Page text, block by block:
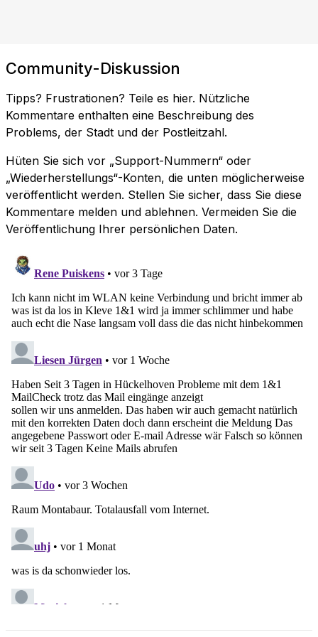
Community-Diskussion
Tipps? Frustrationen? Teile es hier. Nützliche
Kommentare enthalten eine Beschreibung des
Problems, der Stadt und der Postleitzahl.
Hüten Sie sich vor „Support-Nummern“ oder
„Wiederherstellungs“-Konten, die unten möglicherweise
veröffentlicht werden. Stellen Sie sicher, dass Sie diese
Kommentare melden und ablehnen. Vermeiden Sie die
Veröffentlichung Ihrer persönlichen Daten.